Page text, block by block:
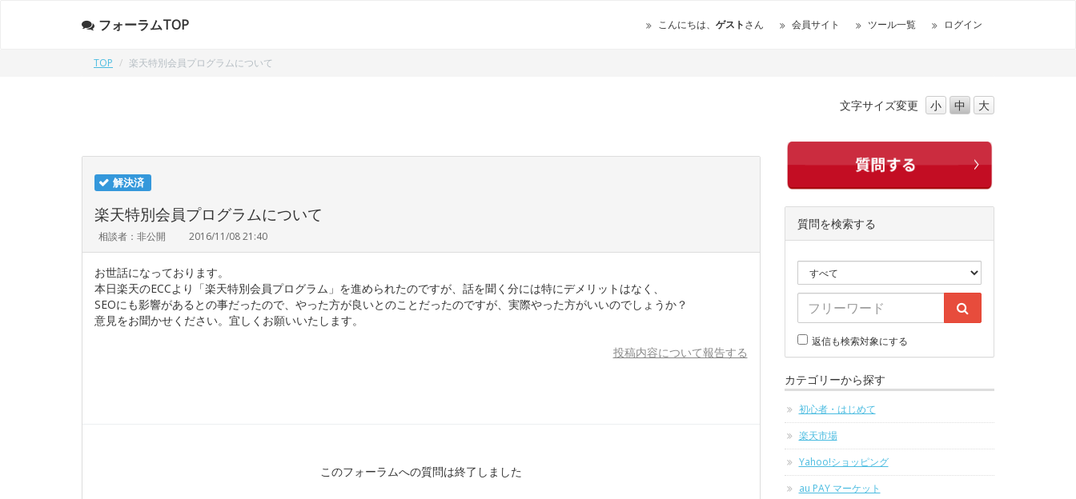
フォーラムTOP こんにちは、 ゲストさん 会員サイト ツール一覧 ログイン
TOP 楽天特別会員プログラムについて
文字サイズ変更 小 中 大
解決済
楽天特別会員プログラムについて
相談者：非公開 2016/11/08 21:40
お世話になっております。
本日楽天のECCより「楽天特別会員プログラム」を進められたのですが、話を聞く分には特にデメリットはなく、
SEOにも影響があるとの事だったので、やった方が良いとのことだったのですが、実際やった方がいいのでしょうか？
意見をお聞かせください。宜しくお願いいたします。
投稿内容について報告する
このフォーラムへの質問は終了しました
質問を検索する
返信も検索対象にする
カテゴリーから探す
初心者・はじめて
楽天市場
Yahoo!ショッピング
au PAY マーケット